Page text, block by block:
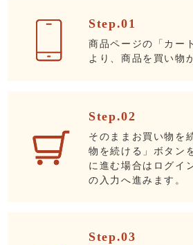
Step.01
商品ページの「カー
より、商品を買い物
Step.02
そのままお買い物を
物を続ける」ボタン
に進む場合はログイ
の入力へ進みます。
Step.03